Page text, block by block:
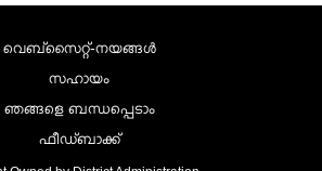
വെബ്സൈറ്റ്-നയങ്ങള്‍
സഹായം
ഞങ്ങളെ ബന്ധപ്പെടാം
ഫീഡ്ബാക്ക്